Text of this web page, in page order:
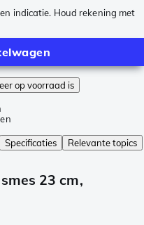
indicatie. Houd rekening met
op voorraad is
Specificaties
Relevante topics
23 cm,